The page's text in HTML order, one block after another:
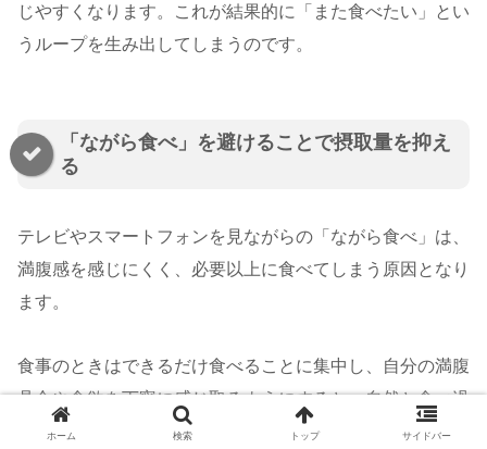
じやすくなります。これが結果的に「また食べたい」とい
うループを生み出してしまうのです。
「ながら食べ」を避けることで摂取量を抑え
る
テレビやスマートフォンを見ながらの「ながら食べ」は、
満腹感を感じにくく、必要以上に食べてしまう原因となり
ます。
食事のときはできるだけ食べることに集中し、自分の満腹
具合や食欲を丁寧に感じ取るようにすると、自然と食べ過
ぎを防げるようになります。
ホーム 検索 トップ サイドバー